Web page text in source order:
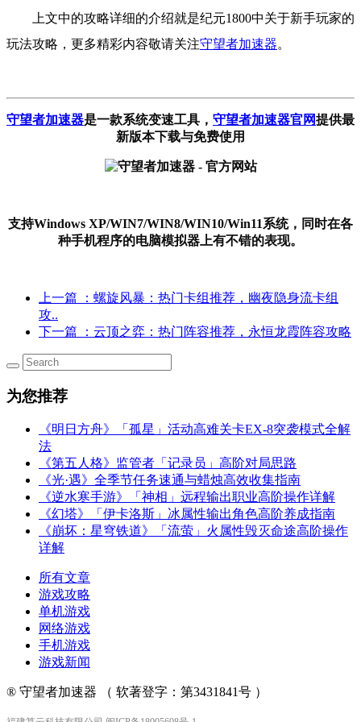
上文中的攻略详细的介绍就是纪元1800中关于新手玩家的
玩法攻略，更多精彩内容敬请关注守望者加速器。
守望者加速器是一款系统变速工具 ， 守望者加速器官网提供最
新版本下载与免费使用
支持Windows XP/WIN7/WIN8/WIN10/Win11系统，同时在各
种手机程序的电脑模拟器上有不错的表现。
上一篇
：螺旋风暴：热门卡组推荐，幽夜隐身流卡组
攻..
下一篇
：云顶之弈：热门阵容推荐，永恒龙霞阵容攻略
为您推荐
《明日方舟》「孤星」活动高难关卡EX-8突袭模式全解
法
《第五人格》监管者「记录员」高阶对局思路
《光·遇》全季节任务速通与蜡烛高效收集指南
《逆水寒手游》「神相」远程输出职业高阶操作详解
《幻塔》「伊卡洛斯」冰属性输出角色高阶养成指南
《崩坏：星穹铁道》「流萤」火属性毁灭命途高阶操作
详解
所有文章
游戏攻略
单机游戏
网络游戏
手机游戏
游戏新闻
® 守望者加速器 （ 软著登字：第3431841号 ）